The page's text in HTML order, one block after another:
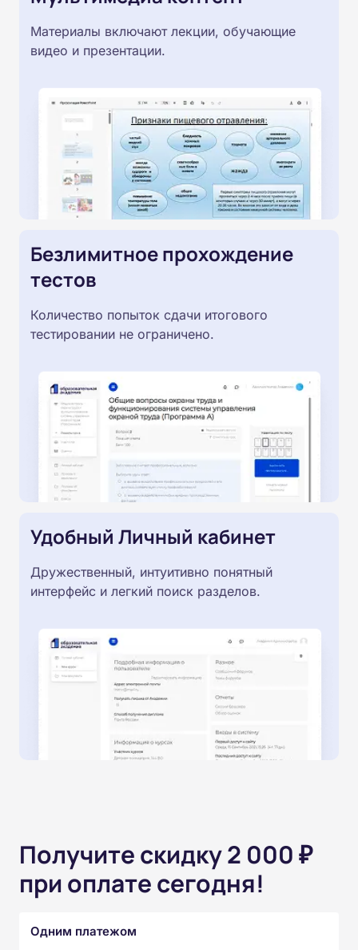
Материалы включают лекции, обучающие
видео и презентации.
Безлимитное прохождение
тестов
Количество попыток сдачи итогового
тестировании не ограничено.
Удобный Личный кабинет
Дружественный, интуитивно понятный
интерфейс и легкий поиск разделов.
Получите скидку 2 000 ₽
при оплате сегодня!
Одним платежом